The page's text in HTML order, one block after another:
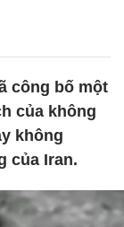
công bố một
của không
không
của Iran.